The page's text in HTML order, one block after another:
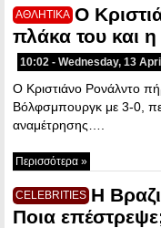
ΑΘΛΗΤΙΚΑ Ο
πλάκα του και η
10:02 - Wednesday, 13
Ο Κριστιάνο Ρονάλντο
Βόλφσμπουργκ με 3-0,
αναμέτρησης….
Περισσότερα »
CELEBRITIES Η
Ποια